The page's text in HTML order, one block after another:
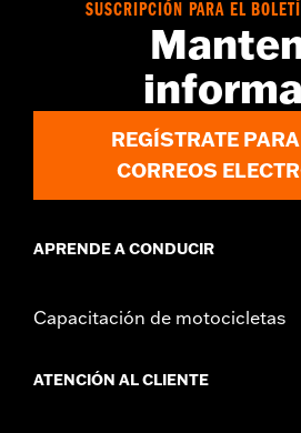
d.com/warrantypara más información
Estos productos Screamin’
de la EPA de los 50 estados de
en todos los vehículos aplicables,
control de contaminación.
repuestos y accesorios originales
accesorios Screamin’ Eagle para
montaje. Los productos
SUSCRIPCIÓN PARA EL
REGÍSTRATE
CORREOS
APRENDE A CONDUCIR
Capacitación de motocicletas
ATENCIÓN AL CLIENTE